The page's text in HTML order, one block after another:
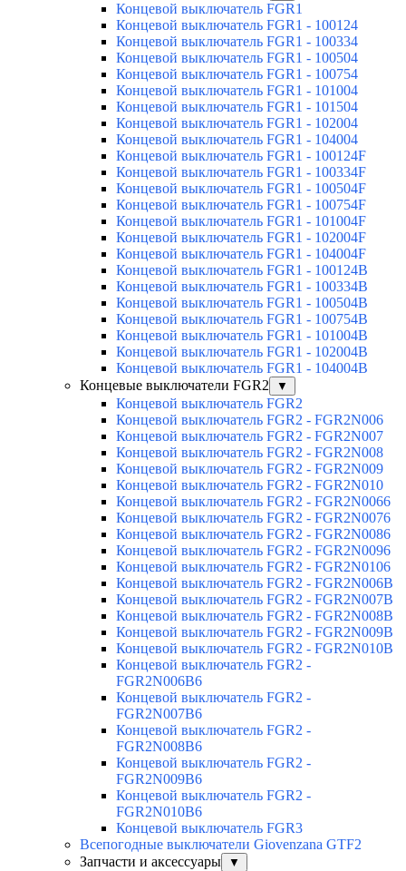
Концевой выключатель FGR1
Концевой выключатель FGR1 - 100124
Концевой выключатель FGR1 - 100334
Концевой выключатель FGR1 - 100504
Концевой выключатель FGR1 - 100754
Концевой выключатель FGR1 - 101004
Концевой выключатель FGR1 - 101504
Концевой выключатель FGR1 - 102004
Концевой выключатель FGR1 - 104004
Концевой выключатель FGR1 - 100124F
Концевой выключатель FGR1 - 100334F
Концевой выключатель FGR1 - 100504F
Концевой выключатель FGR1 - 100754F
Концевой выключатель FGR1 - 101004F
Концевой выключатель FGR1 - 102004F
Концевой выключатель FGR1 - 104004F
Концевой выключатель FGR1 - 100124B
Концевой выключатель FGR1 - 100334B
Концевой выключатель FGR1 - 100504B
Концевой выключатель FGR1 - 100754B
Концевой выключатель FGR1 - 101004B
Концевой выключатель FGR1 - 102004B
Концевой выключатель FGR1 - 104004B
Концевые выключатели FGR2
▼
Концевой выключатель FGR2
Концевой выключатель FGR2 - FGR2N006
Концевой выключатель FGR2 - FGR2N007
Концевой выключатель FGR2 - FGR2N008
Концевой выключатель FGR2 - FGR2N009
Концевой выключатель FGR2 - FGR2N010
Концевой выключатель FGR2 - FGR2N0066
Концевой выключатель FGR2 - FGR2N0076
Концевой выключатель FGR2 - FGR2N0086
Концевой выключатель FGR2 - FGR2N0096
Концевой выключатель FGR2 - FGR2N0106
Концевой выключатель FGR2 - FGR2N006B
Концевой выключатель FGR2 - FGR2N007B
Концевой выключатель FGR2 - FGR2N008B
Концевой выключатель FGR2 - FGR2N009B
Концевой выключатель FGR2 - FGR2N010B
Концевой выключатель FGR2 -
FGR2N006B6
Концевой выключатель FGR2 -
FGR2N007B6
Концевой выключатель FGR2 -
FGR2N008B6
Концевой выключатель FGR2 -
FGR2N009B6
Концевой выключатель FGR2 -
FGR2N010B6
Концевой выключатель FGR3
Всепогодные выключатели Giovenzana GTF2
Запчасти и аксессуары
▼